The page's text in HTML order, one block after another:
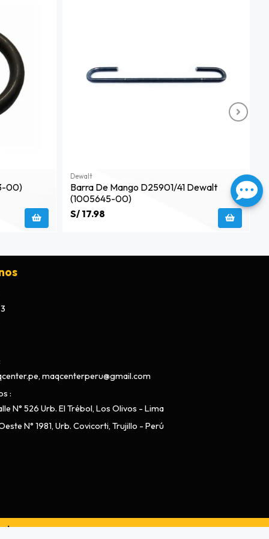
00)
Dewalt
Barra De Mango D25901/41 Dewalt
(1005645-00)
S/ 17.98
maqcenterperu@gmail.com
N° 526 Urb. El Trébol, Los Olivos - Lima
N° 1981, Urb. Covicorti, Trujillo - Perú
porBsale